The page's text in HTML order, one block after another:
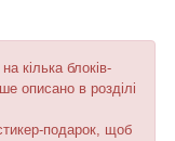
кілька блоків-
описано в розділі
подарок, щоб